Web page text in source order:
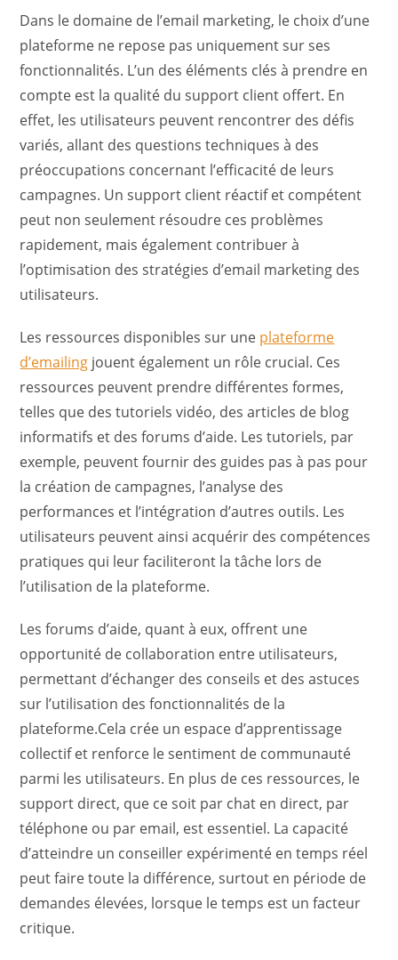
Dans le domaine de l’email marketing, le choix d’une
plateforme ne repose pas uniquement sur ses
fonctionnalités. L’un des éléments clés à prendre en
compte est la qualité du support client offert. En
effet, les utilisateurs peuvent rencontrer des défis
variés, allant des questions techniques à des
préoccupations concernant l’efficacité de leurs
campagnes. Un support client réactif et compétent
peut non seulement résoudre ces problèmes
rapidement, mais également contribuer à
l’optimisation des stratégies d’email marketing des
utilisateurs.
Les ressources disponibles sur une plateforme
d’emailing jouent également un rôle crucial. Ces
ressources peuvent prendre différentes formes,
telles que des tutoriels vidéo, des articles de blog
informatifs et des forums d’aide. Les tutoriels, par
exemple, peuvent fournir des guides pas à pas pour
la création de campagnes, l’analyse des
performances et l’intégration d’autres outils. Les
utilisateurs peuvent ainsi acquérir des compétences
pratiques qui leur faciliteront la tâche lors de
l’utilisation de la plateforme.
Les forums d’aide, quant à eux, offrent une
opportunité de collaboration entre utilisateurs,
permettant d’échanger des conseils et des astuces
sur l’utilisation des fonctionnalités de la
plateforme.Cela crée un espace d’apprentissage
collectif et renforce le sentiment de communauté
parmi les utilisateurs. En plus de ces ressources, le
support direct, que ce soit par chat en direct, par
téléphone ou par email, est essentiel. La capacité
d’atteindre un conseiller expérimenté en temps réel
peut faire toute la différence, surtout en période de
demandes élevées, lorsque le temps est un facteur
critique.